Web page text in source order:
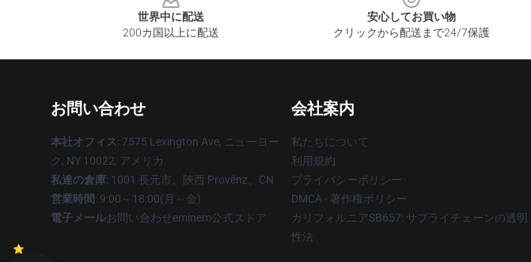
世界中に配送
200カ国以上に配送
安心してお買い物
クリックから配送まで24/7保護
お問い合わせ
本社オフィス: 7575 Lexington Ave, ニューヨー
ク, NY 10022, アメリカ
私達の倉庫: 1001 長元市、陝西 Provënz、CN
営業時間: 9:00～18:00(月～金)
電子メールお問い合わせeminem公式ストア
会社案内
私たちについて
利用規約
プライバシーポリシー
DMCA - 著作権ポリシー
カリフォルニアSB657: サプライチェーンの透明
性法